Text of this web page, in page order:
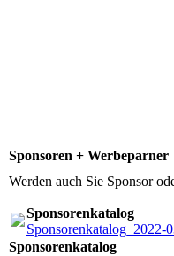
Sponsoren + Werbeparner
Werden auch Sie Sponsor
Sponsorenkatalog
Sponsorenkatalog_2022-
Sponsorenkatalog